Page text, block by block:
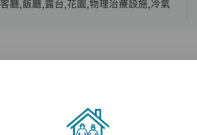
客廳,飯廳,露台,花園,物理治療設施,冷氣
護理評估、執藥、核派藥、量度生命表徵、協